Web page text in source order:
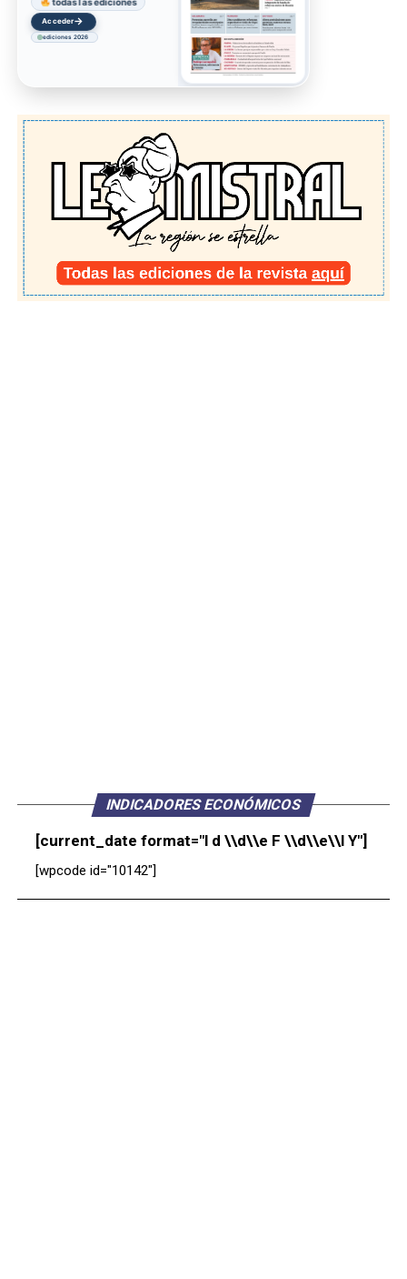
Acceder→
ediciones 2026
INDICADORES ECONÓMICOS
[current_date format="l d \\d\\e F \\d\\e\\l Y"]
[wpcode id="10142"]